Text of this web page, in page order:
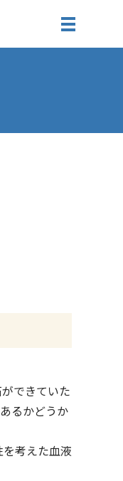
できていた
るかどうか
考えた血液